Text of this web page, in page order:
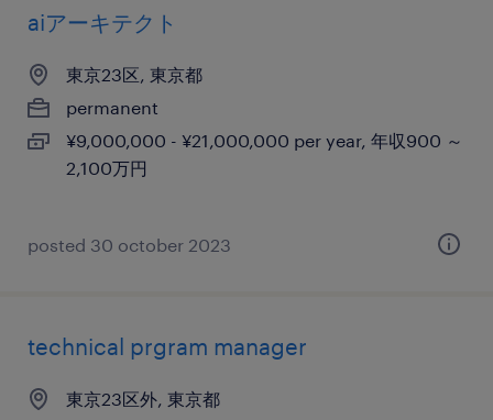
aiアーキテクト
東京23区, 東京都
permanent
¥9,000,000 - ¥21,000,000 per year, 年収900 ～
2,100万円
posted 30 october 2023
technical prgram manager
東京23区外, 東京都